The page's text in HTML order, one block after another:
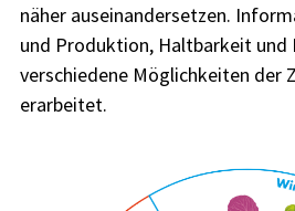
näher auseinandersetzen.
und Produktion, Haltbarkeit und
verschiedene Möglichkeiten der
erarbeitet.